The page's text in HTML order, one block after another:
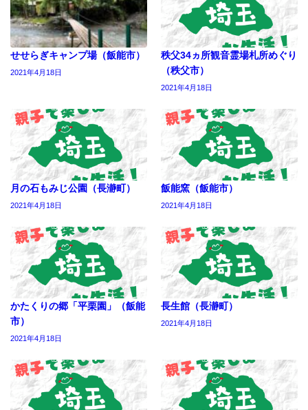
せせらぎキャンプ場（飯能市）
2021年4月18日
秩父34ヵ所観音霊場札所めぐり
（秩父市）
2021年4月18日
月の石もみじ公園（長瀞町）
2021年4月18日
飯能窯（飯能市）
2021年4月18日
かたくりの郷「平栗園」（飯能
市）
2021年4月18日
長生館（長瀞町）
2021年4月18日